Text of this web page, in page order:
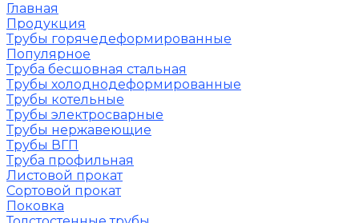
Главная
Продукция
Трубы горячедеформированные
Популярное
Труба бесшовная стальная
Трубы холоднодеформированные
Трубы котельные
Трубы электросварные
Трубы нержавеющие
Трубы ВГП
Труба профильная
Листовой прокат
Сортовой прокат
Поковка